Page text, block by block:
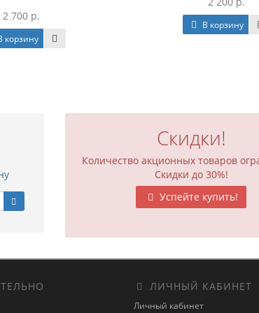
2 700 р.
корзину
В корзину
Скидки!
Количество акционных товаров
Скидки до 30%!
Успейте купить!
ЛИЧНЫЙ КАБИНЕТ
Личный кабинет